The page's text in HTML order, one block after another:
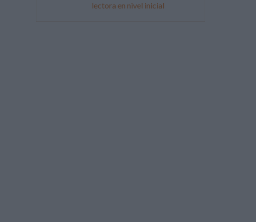
lectora en nivel inicial